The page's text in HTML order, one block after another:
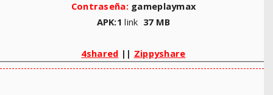
Contraseña: gameplaymax
APK:1 link 37 MB
4shared || Zippyshare